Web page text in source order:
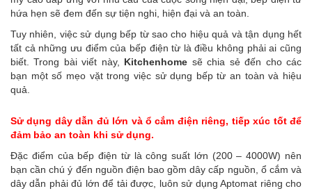
hứa hẹn sẽ đem đến sự tiện nghi, hiện đại và an toàn.
Tuy nhiên, việc sử dụng bếp từ sao cho hiệu quả và tận dụng hết
tất cả những ưu điểm của bếp điện từ là điều không phải ai cũng
biết. Trong bài viết này, Kitchenhome sẽ chia sẻ đến cho các
bạn một số mẹo vặt trong việc sử dụng bếp từ an toàn và hiệu
quả.
Sử dụng dây dẫn đủ lớn và ổ cắm điện riêng, tiếp xúc tốt để
đảm bảo an toàn khi sử dụng.
Đặc điểm của bếp điện từlà công suất lớn (200 – 4000W) nên
bạn cần chú ý đến nguồn điện bao gồm dây cấp nguồn, ổ cắm và
dây dẫn phải đủ lớn để tải được, luôn sử dụng Aptomat riêng cho